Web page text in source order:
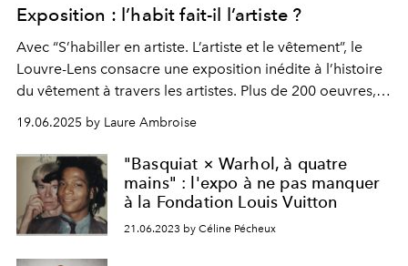
Exposition : l’habit fait-il l’artiste ?
Avec “S’habiller en artiste. L’artiste et le vêtement”, le
Louvre-Lens consacre une exposition inédite à l’histoire
du vêtement à travers les artistes. Plus de 200 oeuvres,
mêlant peintures, sculptures, vêtements, créations de
haute couture, dessins, photographies et vidéos, de la
Renaissance à nos jours.
19.06.2025 by Laure Ambroise
"Basquiat × Warhol, à quatre
mains" : l'expo à ne pas manquer
à la Fondation Louis Vuitton
21.06.2023 by Céline Pécheux